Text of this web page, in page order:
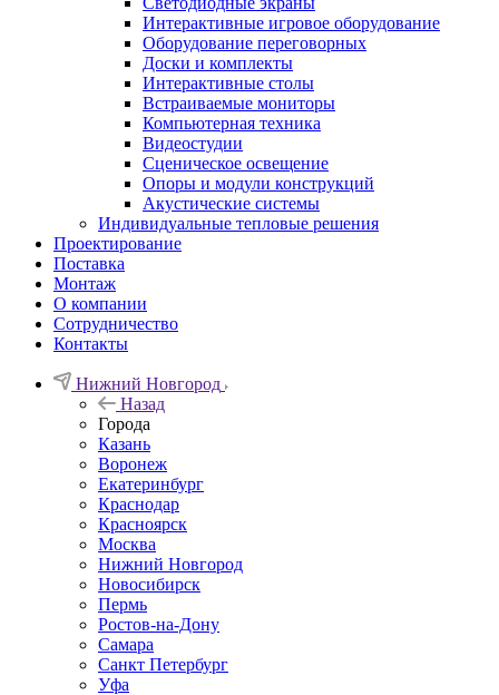
Интерактивные игровое оборудование
Оборудование переговорных
Доски и комплекты
Интерактивные столы
Встраиваемые мониторы
Компьютерная техника
Видеостудии
Cценическое освещение
Опоры и модули конструкций
Акустические системы
Индивидуальные тепловые решения
Проектирование
Поставка
Монтаж
О компании
Сотрудничество
Контакты
Нижний Новгород
Назад
Города
Казань
Воронеж
Екатеринбург
Краснодар
Красноярск
Москва
Нижний Новгород
Новосибирск
Пермь
Ростов-на-Дону
Самара
Санкт Петербург
Уфа